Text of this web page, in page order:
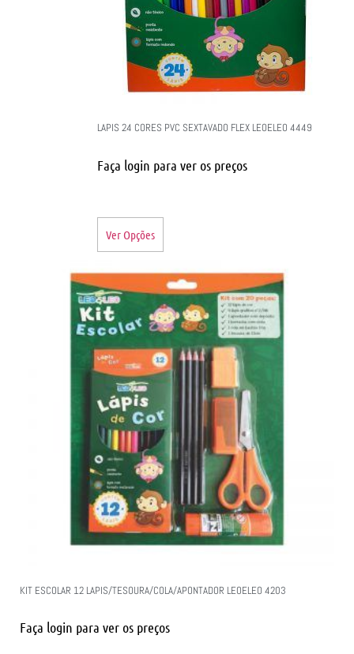
LAPIS 24 CORES PVC SEXTAVADO FLEX LEOELEO 4449
Faça login para ver os preços
Ver Opções
KIT ESCOLAR 12 LAPIS/TESOURA/COLA/APONTADOR LEOELEO 4203
Faça login para ver os preços